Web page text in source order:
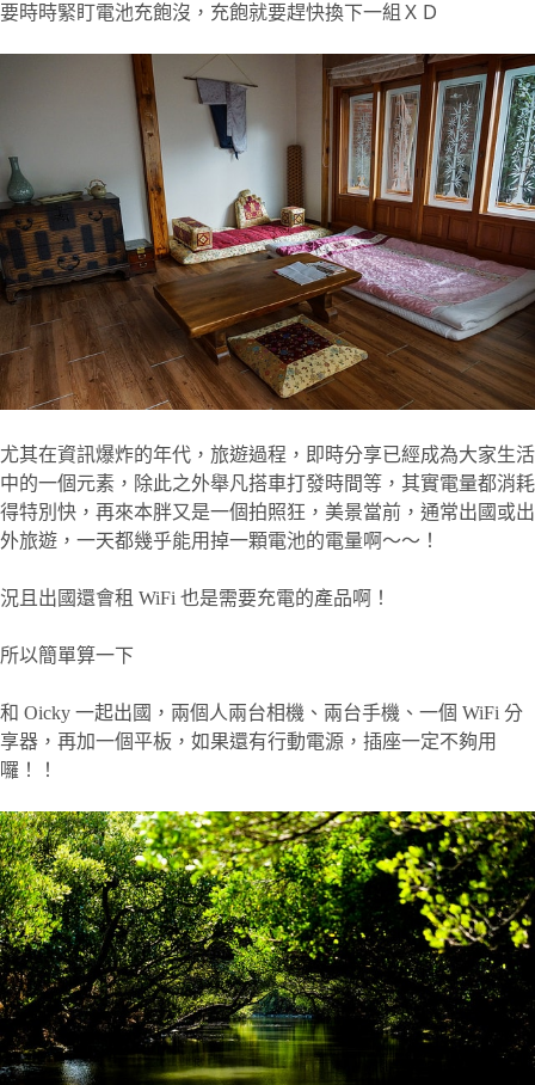
要時時緊盯電池充飽沒，充飽就要趕快換下一組ＸＤ
尤其在資訊爆炸的年代，旅遊過程，即時分享已經成為大家生活
中的一個元素，除此之外舉凡搭車打發時間等，其實電量都消耗
得特別快，再來本胖又是一個拍照狂，美景當前，通常出國或出
外旅遊，一天都幾乎能用掉一顆電池的電量啊～～！
況且出國還會租 WiFi 也是需要充電的產品啊！
所以簡單算一下
和 Oicky 一起出國，兩個人兩台相機、兩台手機、一個 WiFi 分
享器，再加一個平板，如果還有行動電源，插座一定不夠用
囉！！